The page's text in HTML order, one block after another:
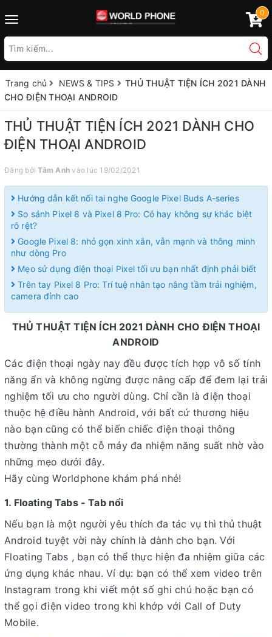
Toggle
0
Trang chủ NEWS & TIPS
THỦ THUẬT TIỆN ÍCH 2021 DÀNH
CHO ĐIỆN THOẠI ANDROID
THỦ THUẬT TIỆN ÍCH 2021 DÀNH CHO
ĐIỆN THOẠI ANDROID
Đăng bởiTâm Anh vào lúc 19/02/2021
Hướng dẫn kết nối tai nghe Google Pixel Buds A-series
So sánh Pixel 8 và Pixel 8 Pro: Có hay không sự khác biệt
rõ rệt?
Google Pixel 8: nhỏ gọn xinh xắn, vẫn mạnh và thông minh
như dòng Pro
Mẹo sử dụng điện thoại Pixel tối ưu bạn nhất định phải biết
Trên tay Pixel 8 Pro: Trí tuệ nhân tạo nâng tầm trải nghiệm,
camera đỉnh cao
THỦ THUẬT TIỆN ÍCH 2021 DÀNH CHO ĐIỆN THOẠI
ANDROID
Các điện thoại ngày nay đều được tích hợp vô số tính
năng ẩn và không ngừng được nâng cấp để đem lại trải
nghiệm tối ưu cho người dùng. Chỉ cần là điện thoại
thuộc hệ điều hành Android, với bất cứ thương hiệu
nào bạn cũng có thể biến chiếc điện thoại thông
thường thành một cỗ máy đa nhiệm năng suất nhờ vào
những mẹo dưới đây.
Hãy cùng Worldphone khám phá nhé!
1. Floating Tabs - Tab nổi
Nếu bạn là một người yêu thích đa tác vụ thì thủ thuật
Android tuyệt vời này chính là dành cho bạn. Với
Floating Tabs , bạn có thể thực hiện đa nhiệm giữa các
ứng dụng khác nhau. Ví dụ: bạn có thể xem video trên
Instagram trong khi viết một số ghi chú hoặc bạn có
thể gọi điện video trong khi khớp với Call of Duty
Mobile.